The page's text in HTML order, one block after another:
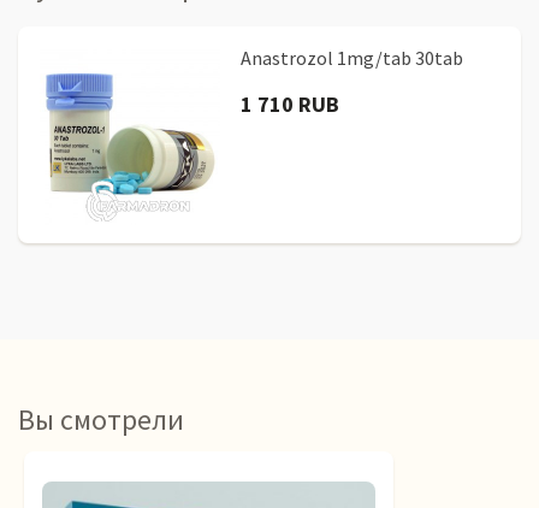
Anastrozol 1mg/tab 30tab
1 710 RUB
Вы смотрели